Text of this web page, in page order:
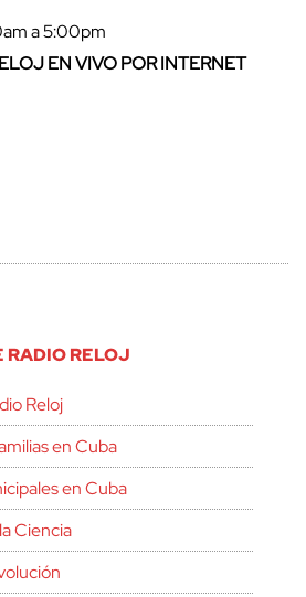
a 5:00pm
EN VIVO POR INTERNET
RADIO RELOJ
Reloj
en Cuba
en Cuba
Ciencia